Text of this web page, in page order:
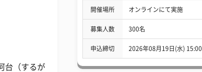
台（するが
開催場所 オンラインにて実施
募集人数 300名
申込締切 2026年08月19日(水) 15:00